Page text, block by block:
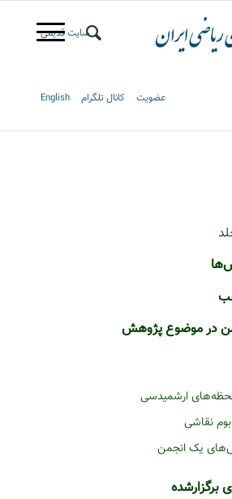
سایت قدیمی
عضویت کانال تلگرام English
در موضوع پژوهش
ارشمیدسی
نقاشی
یک انجمن
برگزارشده